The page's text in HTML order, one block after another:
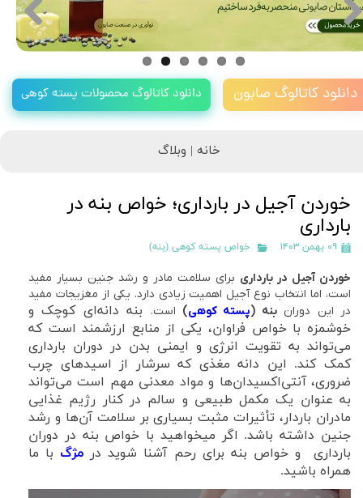
دانلود کاتالوگ محصولات پسته کوهی دانلود کاتالوگ صابون
خانه | وبلاگ
خوردن آجیل در بارداری؛ خواص بنه در
بارداری
۰۹ بهمن ۱۴۰۳ خواص پسته کوهی (بنه)
خوردن آجیل در بارداری برای سلامت مادر و رشد جنین بسیار مفید
است، اما انتخاب نوع آجیل اهمیت زیادی دارد. یکی از مغزیجات مفید
در این دورانبنه (پسته کوهی) است.
بنه دانه‌ای کوچک و
خوشمزه با خواص فراوان، یکی از منابع ارزشمند است که
می‌تواند به تقویت انرژی و ایمنی بدن در دوران بارداری
کمک کند. این دانه مغذی که سرشار از اسیدهای چرب
ضروری، آنتی‌اکسیدان‌ها و مواد معدنی مهم است می‌تواند
به عنوان یک مکمل طبیعی و سالم در کنار رژیم غذایی
مادران باردار، تأثیرات مثبت بسیاری بر سلامت آن‌ها و رشد
جنین داشته باشد. اگر میخواهید با خواص بنه در دوران
بارداری و خواص بنه برای رحم آشنا شوید در مژگ با ما
همراه باشید.